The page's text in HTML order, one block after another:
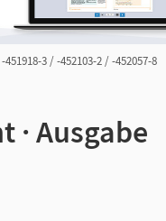
3 / -452103-2 / -452057-8
· Ausgabe